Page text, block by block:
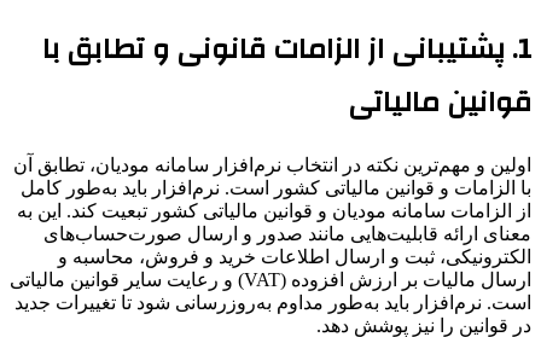
1. پشتیبانی از الزامات قانونی و تطابق با
قوانین مالیاتی
اولین و مهم‌ترین نکته در انتخاب نرم‌افزار سامانه مودیان، تطابق آن
با الزامات و قوانین مالیاتی کشور است. نرم‌افزار باید به‌طور کامل
از الزامات سامانه مودیان و قوانین مالیاتی کشور تبعیت کند. این به
معنای ارائه قابلیت‌هایی مانند صدور و ارسال صورت‌حساب‌های
الکترونیکی، ثبت و ارسال اطلاعات خرید و فروش، محاسبه و
ارسال مالیات بر ارزش افزوده (VAT) و رعایت سایر قوانین مالیاتی
است. نرم‌افزار باید به‌طور مداوم به‌روزرسانی شود تا تغییرات جدید
در قوانین را نیز پوشش دهد.